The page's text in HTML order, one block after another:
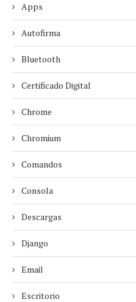
Apps
Autofirma
Bluetooth
Certificado Digital
Chrome
Chromium
Comandos
Consola
Descargas
Django
Email
Escritorio